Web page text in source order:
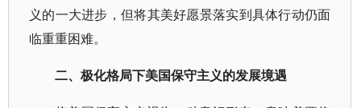
义的一大进步，但将其美好愿景落实到具体行动仍面
临重重困难。
二、极化格局下美国保守主义的发展境遇